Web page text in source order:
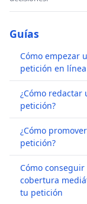
Guías
Cómo empezar
petición en línea
¿Cómo redactar
petición?
¿Cómo
petición?
Cómo conseguir
cobertura
tu petición